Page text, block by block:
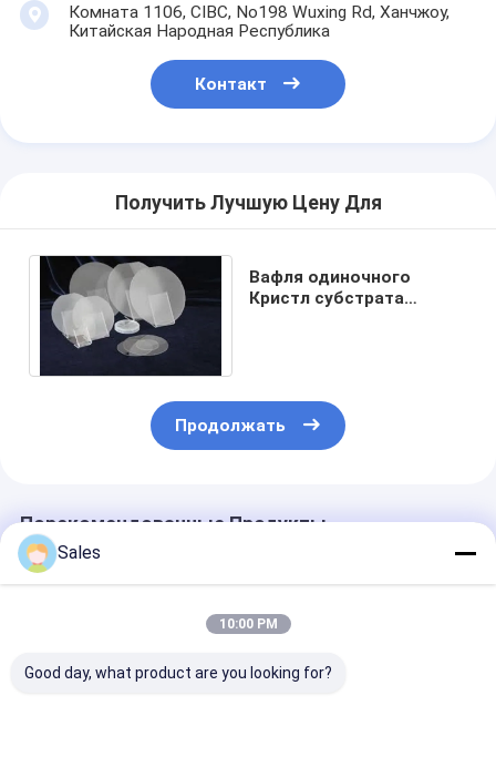
Комната 1106, CIBC, No198 Wuxing Rd, Ханчжоу,
Китайская Народная Республика
Контакт
Получить Лучшую Цену Для
Вафля одиночного
Кристл субстрата
Продолжать
Порекомендованные Продукты
Sales
10:00 PM
Good day, what product are you looking for?